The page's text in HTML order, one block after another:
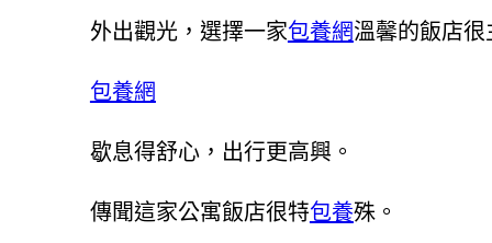
外出觀光，選擇一家包養網溫馨的飯店很
包養網
歇息得舒心，出行更高興。
傳聞這家公寓飯店很特包養殊。